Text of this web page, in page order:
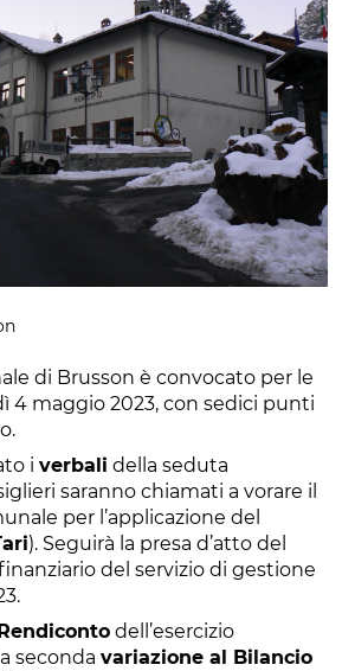
di Brusson è convocato per le
4 maggio 2023, con sedici punti
i verbali della seduta
saranno chiamati a vorare il
per l’applicazione del
). Seguirà la presa d’atto del
del servizio di gestione
dell’esercizio
seconda variazione al Bilancio